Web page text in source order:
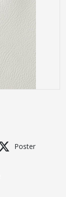
Poster